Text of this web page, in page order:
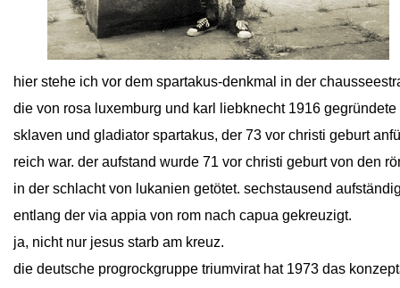
hier stehe ich vor dem spartakus-denkmal in der
die von rosa luxemburg und karl liebknecht 1916
sklaven und gladiator spartakus, der 73 vor christi geburt
reich war. der aufstand wurde 71 vor christi geburt von den
in der schlacht von lukanien getötet. sechstausend
entlang der via appia von rom nach capua gekreuzigt.
ja, nicht nur jesus starb am kreuz.
die deutsche progrockgruppe triumvirat hat 1973 das